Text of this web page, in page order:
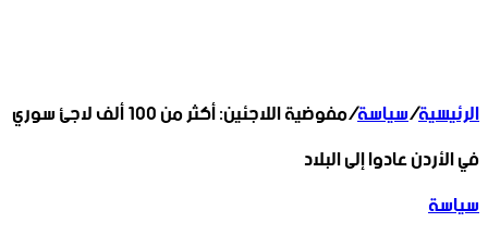
الرئيسية/سياسة/
مفوضية اللاجئين: أكثر من 100 ألف لاجئ سوري
في الأردن عادوا إلى البلاد
سياسة